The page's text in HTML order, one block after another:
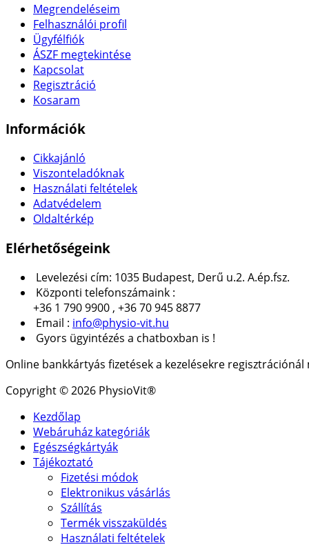
Megrendeléseim
Felhasználói profil
Ügyfélfiók
ÁSZF megtekintése
Kapcsolat
Regisztráció
Kosaram
Információk
Cikkajánló
Viszonteladóknak
Használati feltételek
Adatvédelem
Oldaltérkép
Elérhetőségeink
Levelezési cím: 1035 Budapest, Derű u.2. A.ép.fsz.
Központi telefonszámaink :
+36 1 790 9900 , +36 70 945 8877
Email : info@physio-vit.hu
Gyors ügyintézés a chatboxban is !
Online bankkártyás fizetések a kezelésekre
Copyright © 2026 PhysioVit®
Kezdőlap
Webáruház kategóriák
Egészségkártyák
Tájékoztató
Fizetési módok
Elektronikus vásárlás
Szállítás
Termék visszaküldés
Használati feltételek